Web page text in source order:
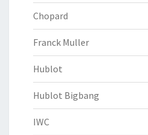
Chopard
Franck Muller
Hublot
Hublot Bigbang
IWC